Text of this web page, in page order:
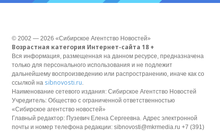
© 2002 — 2026 «Сибирское Агентство Новостей»
Возрастная категория Интернет-сайта 18 +
Вся информация, размещенная на данном ресурсе, предназначена
только для персонального использования и не подлежит
дальнейшему воспроизведению или распространению, иначе как со
ссылкой на sibnovosti.ru.
Наименование сетевого издания: Сибирское Агентство Новостей
Учредитель: Общество с ограниченной ответственностью
«Сибирское агентство новостей»
Главный редактор: Пузевич Елена Сергеевна. Адрес электронной
почты и номер телефона редакции: sibnovosti@mkrmedia.ru +7 (391)